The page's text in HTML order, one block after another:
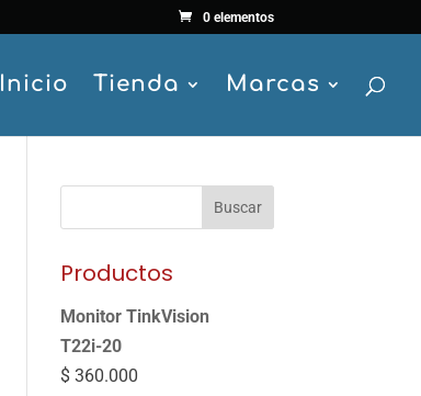
0 elementos
Inicio Tienda Marcas
Buscar
Productos
Monitor TinkVision
T22i-20
$ 360.000